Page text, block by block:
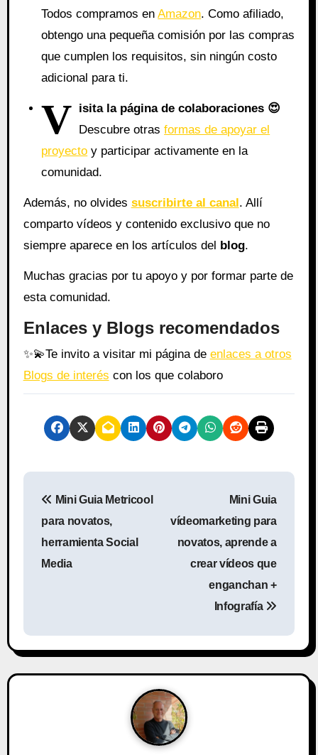
Todos compramos enAmazon. Como afiliado,
obtengo una pequeña comisión por las compras
que cumplen los requisitos, sin ningún costo
adicional para ti.
V isita la página de colaboraciones 😍
Descubre otrasformas de apoyar el
proyecto y participar activamente en la
comunidad.
Además, no olvides suscribirte al canal. Allí
comparto vídeos y contenido exclusivo que no
siempre aparece en los artículos del blog.
Muchas gracias por tu apoyo y por formar parte de
esta comunidad.
Enlaces y Blogs recomendados
✨💫Te invito a visitar mi página de enlaces a otros
Blogs de interés con los que colaboro
a
c
Mini Guia Metricool
para novatos,
herramienta Social
Media
Mini Guia
vídeomarketing para
novatos, aprende a
crear vídeos que
enganchan +
Infografía